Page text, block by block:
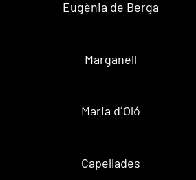
Eugènia de Berga
Marganell
Maria d´Oló
Capellades